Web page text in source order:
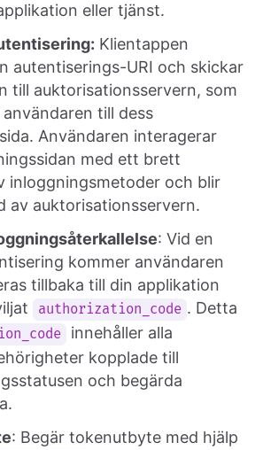
eller tjänst.
Klientappen
autentiserings-URI och skickar
till auktorisationsservern, som
till dess
Användaren interagerar
med ett brett
inloggningsmetoder och blir
av auktorisationsservern.
: Vid en
kommer användaren
tillbaka till din applikation
authorization_code . Detta
innehåller alla
kopplade till
och begärda
: Begär tokenutbyte med hjälp